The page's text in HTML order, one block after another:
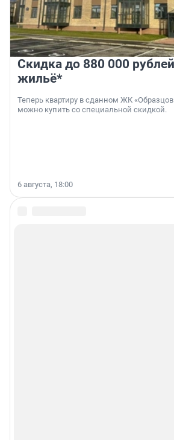
Скидка до 880 000
жильё*
Теперь квартиру в сданном ЖК
можно купить со специальной скидкой.
6 августа, 18:00